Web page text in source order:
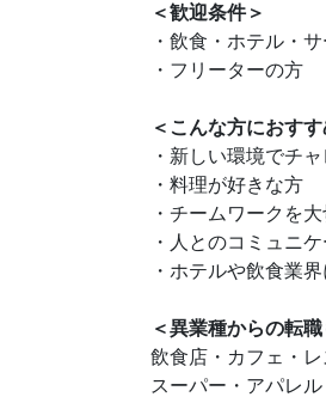
＜歓迎条件＞
・飲食・ホテル・
・フリーターの方
＜こんな方におすす
・新しい環境でチ
・料理が好きな方
・チームワークを
・人とのコミュニ
・ホテルや飲食業
＜異業種からの転
飲食店・カフェ・レ
スーパー・アパレル